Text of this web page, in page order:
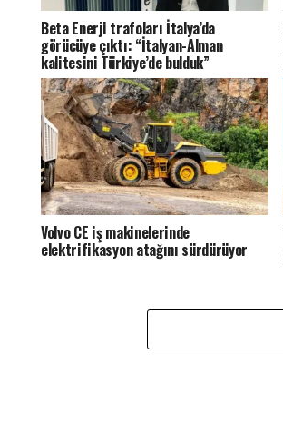
Beta Enerji trafoları İtalya’da
görücüye çıktı: “İtalyan-Alman
kalitesini Türkiye’de bulduk”
Volvo CE iş makinelerinde
elektrifikasyon atağını sürdürüyor